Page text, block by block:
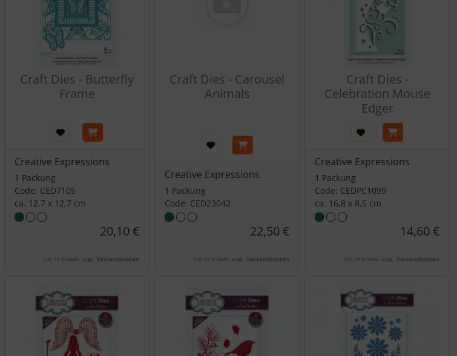
Craft Dies - Butterfly
Frame
Creative Expressions
1 Packung
Code: CED7105
ca. 12,7 x 12,7 cm
20,10 €
inkl. 19 % MwSt. zzgl. Versandkosten
Craft Dies - Carousel
Animals
Creative Expressions
1 Packung
Code: CED23042
22,50 €
inkl. 19 % MwSt. zzgl. Versandkosten
Craft Dies -
Celebration Mouse
Edger
Creative Expressions
1 Packung
Code: CEDPC1099
ca. 16,8 x 8,5 cm
14,60 €
inkl. 19 % MwSt. zzgl. Versandkosten